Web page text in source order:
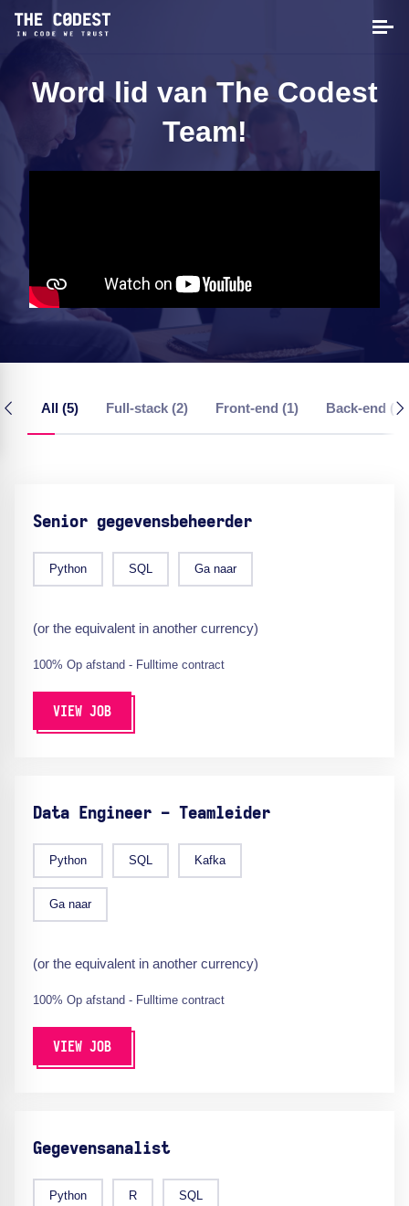
Word lid van The Codest
Team!
All (5) Full-stack (2) Front-end (1) Back-end (1)
Senior gegevensbeheerder
Python SQL Ga naar
(or the equivalent in another currency)
100% Op afstand - Fulltime contract
VIEW JOB
Data Engineer - Teamleider
Python SQL Kafka
Ga naar
(or the equivalent in another currency)
100% Op afstand - Fulltime contract
VIEW JOB
Gegevensanalist
Python R SQL